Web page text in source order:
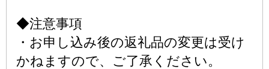
◆注意事項
・お申し込み後の返礼品の変更は受け
かねますので、ご了承ください。